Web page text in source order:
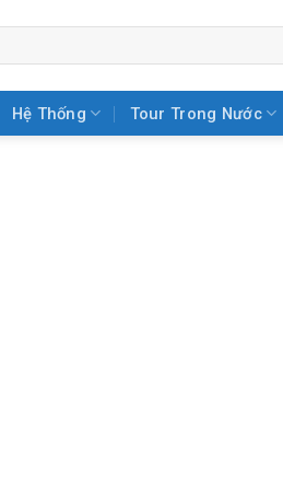
Hệ Thống Tour Trong Nước